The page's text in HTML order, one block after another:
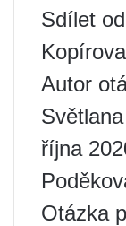
Sdílet
Autor
října
Otázka